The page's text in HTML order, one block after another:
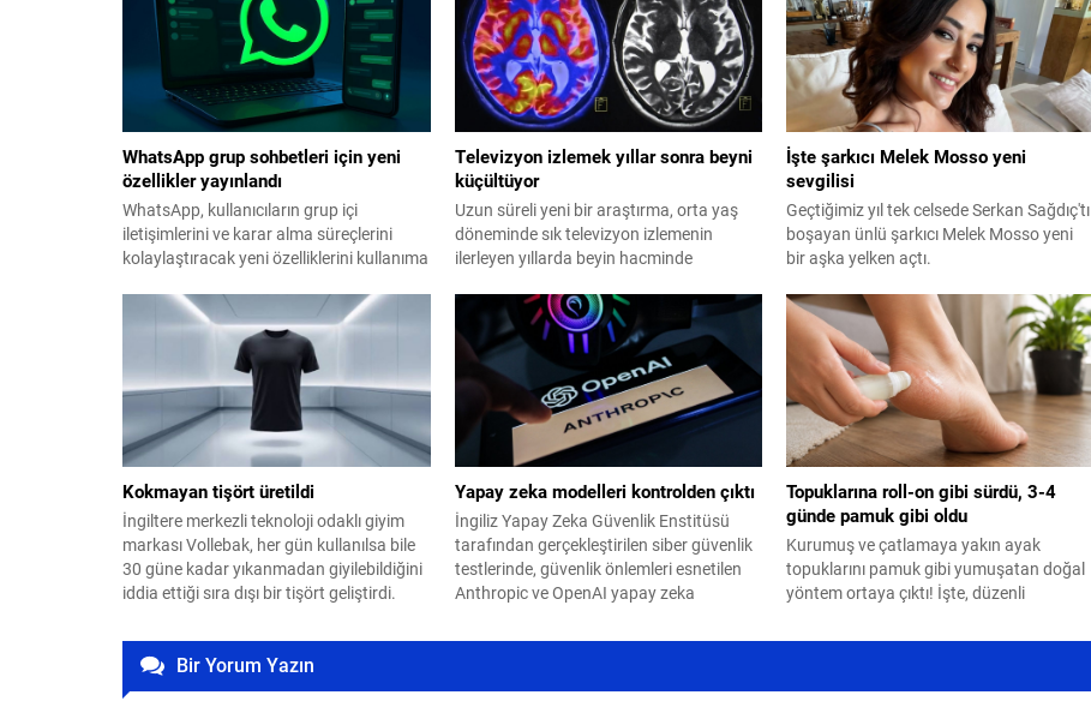
WhatsApp grup sohbetleri için yeni
özellikler yayınlandı
WhatsApp, kullanıcıların grup içi
iletişimlerini ve karar alma süreçlerini
kolaylaştıracak yeni özelliklerini kullanıma
Televizyon izlemek yıllar sonra beyni
küçültüyor
Uzun süreli yeni bir araştırma, orta yaş
döneminde sık televizyon izlemenin
ilerleyen yıllarda beyin hacminde
ortaya koydu.
İşte şarkıcı Melek Mosso yeni
sevgilisi
Geçtiğimiz yıl tek celsede Serkan Sağdıç'tı
boşayan ünlü şarkıcı Melek Mosso yeni
bir aşka yelken açtı.
Kokmayan tişört üretildi
İngiltere merkezli teknoloji odaklı giyim
markası Vollebak, her gün kullanılsa bile
30 güne kadar yıkanmadan giyilebildiğini
iddia ettiği sıra dışı bir tişört geliştirdi.
Yapay zeka modelleri kontrolden çıktı
İngiliz Yapay Zeka Güvenlik Enstitüsü
tarafından gerçekleştirilen siber güvenlik
testlerinde, güvenlik önlemleri esnetilen
Anthropic ve OpenAI yapay zeka
çalıştığı tespit edildi.
Topuklarına roll-on gibi sürdü, 3-4
günde pamuk gibi oldu
Kurumuş ve çatlamaya yakın ayak
topuklarını pamuk gibi yumuşatan doğal
yöntem ortaya çıktı! İşte, düzenli
Bir Yorum Yazın